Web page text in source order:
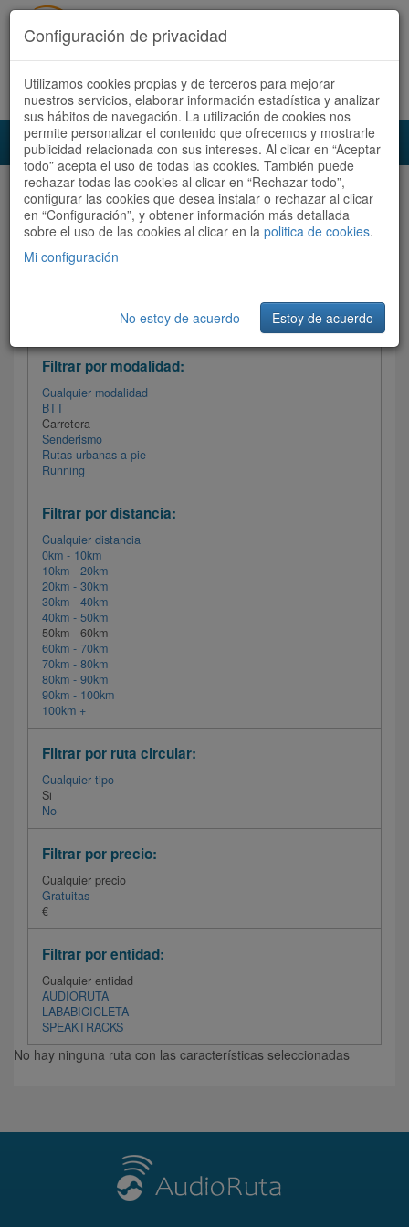
Acceder Registrate ahora Español | Català
Audioruta Todas las rutas
Todas las rutas Ordenar por:Más recientes
Filtrar las rutas
Filtrar por modalidad:
Cualquier modalidad
BTT
Carretera
Senderismo
Rutas urbanas a pie
Running
Filtrar por distancia:
Cualquier distancia
0km - 10km
10km - 20km
20km - 30km
30km - 40km
40km - 50km
50km - 60km
60km - 70km
70km - 80km
80km - 90km
90km - 100km
100km +
Filtrar por ruta circular:
Cualquier tipo
Si
No
Filtrar por precio:
Cualquier precio
Gratuitas
€
Filtrar por entidad:
Cualquier entidad
AUDIORUTA
LABABICICLETA
SPEAKTRACKS
No hay ninguna ruta con las características seleccionadas
Configuración de privacidad
Utilizamos cookies propias y de terceros para mejorar
nuestros servicios, elaborar información estadística y analizar
sus hábitos de navegación. La utilización de cookies nos
permite personalizar el contenido que ofrecemos y mostrarle
publicidad relacionada con sus intereses. Al clicar en “Aceptar
todo” acepta el uso de todas las cookies. También puede
rechazar todas las cookies al clicar en “Rechazar todo”,
configurar las cookies que desea instalar o rechazar al clicar
en “Configuración”, y obtener información más detallada
sobre el uso de las cookies al clicar en la politica de cookies.
Mi configuración
No estoy de acuerdo Estoy de acuerdo